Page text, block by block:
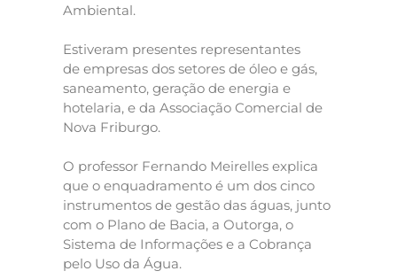
Ambiental.
Estiveram presentes representantes
de empresas dos setores de óleo e gás,
saneamento, geração de energia e
hotelaria, e da Associação Comercial de
Nova Friburgo.
O professor Fernando Meirelles explica
que o enquadramento é um dos cinco
instrumentos de gestão das águas, junto
com o Plano de Bacia, a Outorga, o
Sistema de Informações e a Cobrança
pelo Uso da Água.